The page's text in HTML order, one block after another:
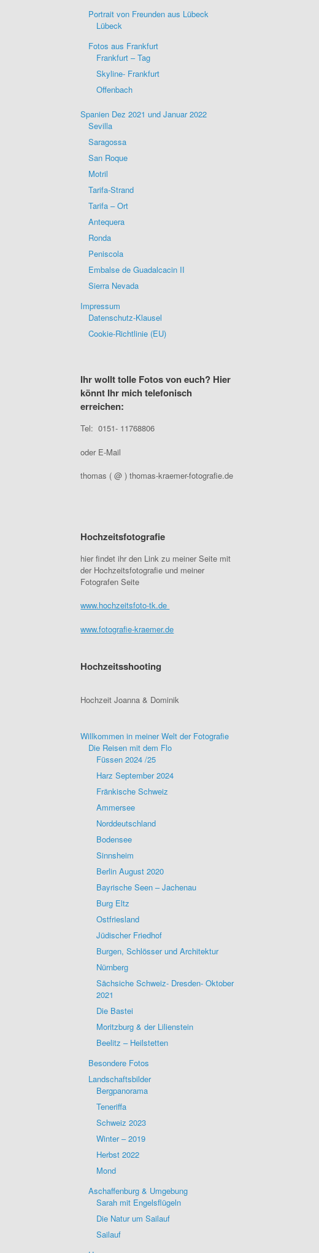
Portrait von Freunden aus Lübeck
Lübeck
Fotos aus Frankfurt
Frankfurt – Tag
Skyline- Frankfurt
Offenbach
Spanien Dez 2021 und Januar 2022
Sevilla
Saragossa
San Roque
Motril
Tarifa-Strand
Tarifa – Ort
Antequera
Ronda
Peniscola
Embalse de Guadalcacin II
Sierra Nevada
Impressum
Datenschutz-Klausel
Cookie-Richtlinie (EU)
Ihr wollt tolle Fotos von euch? Hier
könnt Ihr mich telefonisch
erreichen:
Tel: 0151- 11768806
oder E-Mail
thomas ( @ ) thomas-kraemer-fotografie.de
Hochzeitsfotografie
hier findet ihr den Link zu meiner Seite mit
der Hochzeitsfotografie und meiner
Fotografen Seite
www.hochzeitsfoto-tk.de
www.fotografie-kraemer.de
Hochzeitsshooting
Hochzeit Joanna & Dominik
Willkommen in meiner Welt der Fotografie
Die Reisen mit dem Flo
Füssen 2024 /25
Harz September 2024
Fränkische Schweiz
Ammersee
Norddeutschland
Bodensee
Sinnsheim
Berlin August 2020
Bayrische Seen – Jachenau
Burg Eltz
Ostfriesland
Jüdischer Friedhof
Burgen, Schlösser und Architektur
Nürnberg
Sächsiche Schweiz- Dresden- Oktober
2021
Die Bastei
Moritzburg & der Lilienstein
Beelitz – Heilstetten
Besondere Fotos
Landschaftsbilder
Bergpanorama
Teneriffa
Schweiz 2023
Winter – 2019
Herbst 2022
Mond
Aschaffenburg & Umgebung
Sarah mit Engelsflügeln
Die Natur um Sailauf
Sailauf